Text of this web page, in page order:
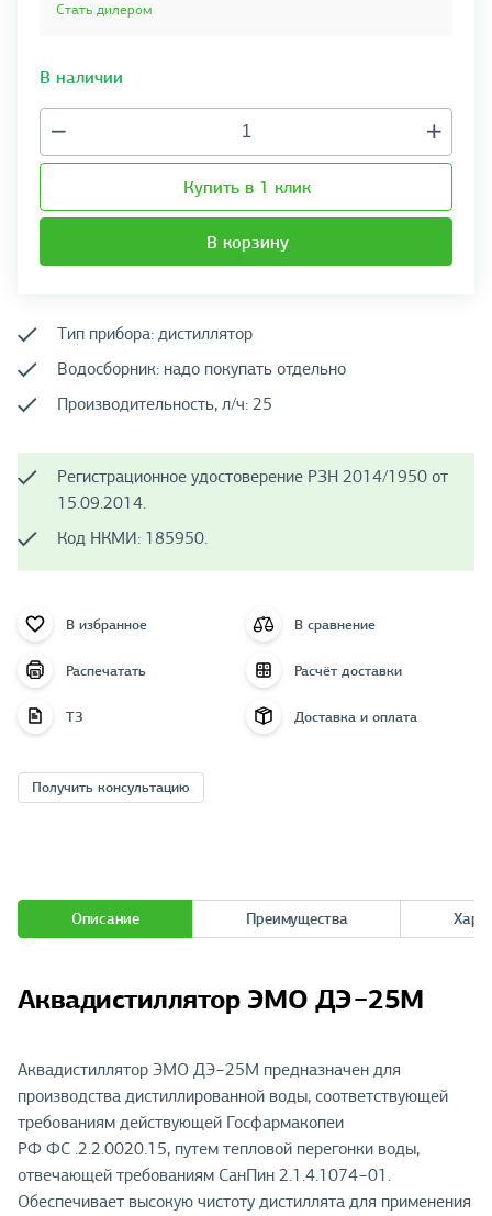
Стать дилером
В наличии
Купить в 1 клик
В корзину
Тип прибора: дистиллятор
Водосборник: надо покупать отдельно
Производительность, л/ч: 25
Регистрационное удостоверение РЗН 2014/1950 от
15.09.2014.
Код НКМИ: 185950.
В избранное В сравнение
Распечатать Расчёт доставки
ТЗ Доставка и оплата
Получить консультацию
Описание Преимущества
Аквадистиллятор ЭМО ДЭ−25М
Аквадистиллятор ЭМО ДЭ−25М предназначен для
производства дистиллированной воды, соответствующей
требованиям действующей Госфармакопеи
РФ ФС .2.2.0020.15, путем тепловой перегонки воды,
отвечающей требованиям СанПин 2.1.4.1074−01.
Обеспечивает высокую чистоту дистиллята для применения